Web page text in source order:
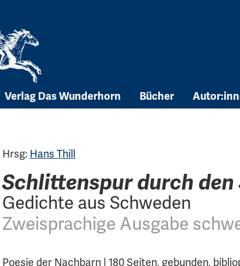
Verlag Das Wunderhorn Bücher
Hrsg: Hans Thill
Schlittenspur durch den
Gedichte aus Schweden
Zweisprachige Ausgabe
Poesie der Nachbarn | 180 Seiten, gebunden,